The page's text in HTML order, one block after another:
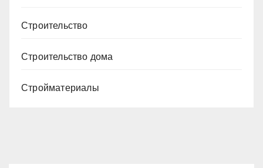
Строительство
Строительство дома
Стройматериалы